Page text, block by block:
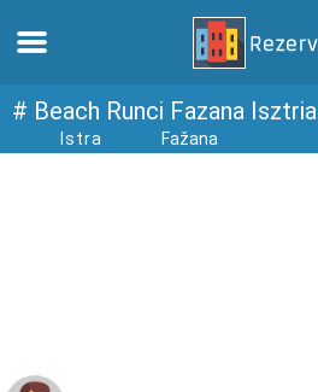
Otthon
webcams
# Beach Runci Fazana Isztria
Istra Fažana